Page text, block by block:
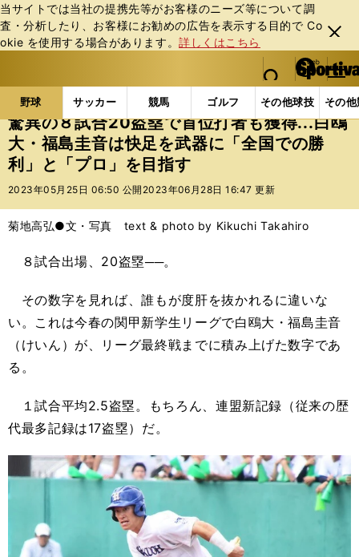
当サイトでは当社の提携先等がお客様のニーズ等について調
査・分析したり、お客様にお勧めの広告を表⽰する⽬的で Co
okie を使⽤する場合があります。詳しくはこちら
閉じ
る
web Sportiva (webスポルティーバ)
検索
マイペ
ー
ジ
メニュ
野球 サッカー 競馬 ゴルフ その他球技 その
b
ス
ポ
ル
テ
ー
バ
野球の記事一覧 高校野球他 驚異の８試合20盗塁で
驚異の８試合20盗塁で首位打者も獲得...白鴎
大・福島圭音は快足を武器に「全国での勝
利」と「プロ」を目指す
2023年05月25日 06:50 公開 2023年06月28日 16:47 更新
菊地高弘●文・写真 text & photo by Kikuchi Takahiro
８試合出場、20盗塁──。
その数字を見れば、誰もが度肝を抜かれるに違いな
い。これは今春の関甲新学生リーグで白鴎大・福島圭音
（けいん）が、リーグ最終戦までに積み上げた数字であ
る。
１試合平均2.5盗塁。もちろん、連盟新記録（従来の歴
代最多記録は17盗塁）だ。